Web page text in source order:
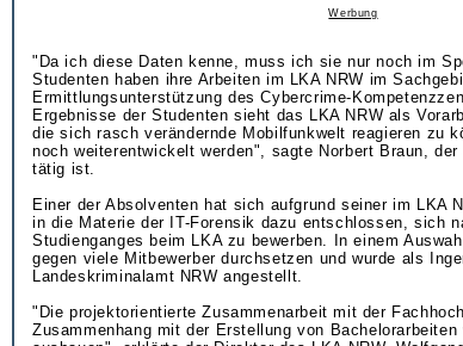
Werbung
"Da ich diese Daten kenne, muss ich sie nur noch im
Studenten haben ihre Arbeiten im LKA NRW im
Ermittlungsunterstützung des Cybercrime-
Ergebnisse der Studenten sieht das LKA NRW als
die sich rasch verändernde Mobilfunkwelt reagieren zu
noch weiterentwickelt werden", sagte Norbert Braun,
tätig ist.
Einer der Absolventen hat sich aufgrund seiner im LKA
in die Materie der IT-Forensik dazu entschlossen, sich
Studienganges beim LKA zu bewerben. In einem
gegen viele Mitbewerber durchsetzen und wurde als
Landeskriminalamt NRW angestellt.
"Die projektorientierte Zusammenarbeit mit der
Zusammenhang mit der Erstellung von